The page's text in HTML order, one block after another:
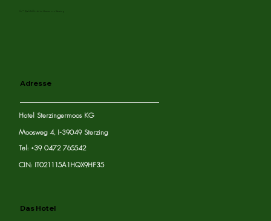
Ihr *** Wohlfühlhotel im Herzen von Sterzing
Adresse
Hotel Sterzingermoos KG
Moosweg 4, I-39049 Sterzing
Tel: +39 0472 765542
CIN: IT021115A1HQX9HF35
Das Hotel